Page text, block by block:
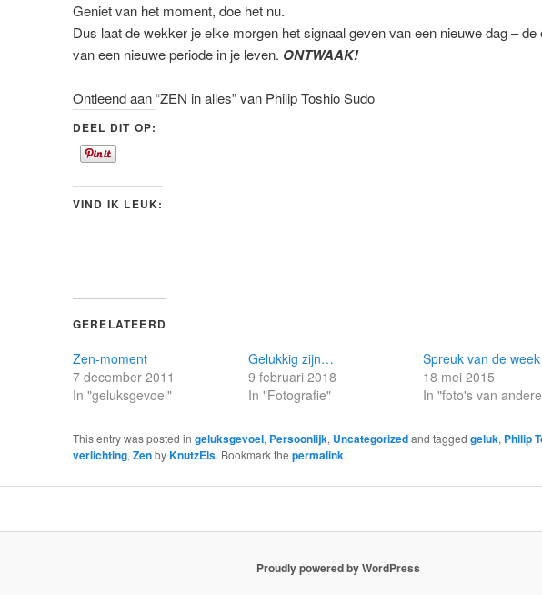
Geniet van het moment, doe het nu.
Dus laat de wekker je elke morgen het signaal geven van een nieuwe dag – de
van een nieuwe periode in je leven. ONTWAAK!
Ontleend aan “ZEN in alles” van Philip Toshio Sudo
DEEL DIT OP:
VIND IK LEUK:
GERELATEERD
Zen-moment
7 december 2011
In "geluksgevoel"
Gelukkig zijn…
9 februari 2018
In "Fotografie"
Spreuk van de week
18 mei 2015
In "foto's van
This entry was posted in geluksgevoel, Persoonlijk, Uncategorizedand tagged geluk, Philip
verlichting,ZenbyKnutzEls. Bookmark the permalink.
Proudly powered by WordPress